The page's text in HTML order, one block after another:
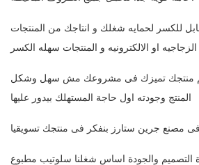
للكسر لحمايه شغلك و انتاجك من المنتجات
الزجاجيه او الالكترونيه و المنتجات سهله الكسر
منتجك تميزك فى مشروعك مش سهل وشكل
المنتج وجودته اول حاجة المستهلك بيدور عليها
فى مصنع جرين ستارز بنفكر فى منتجك تسويقيا
التصميم والجودة اساس شغلنا سلوتيب مطبوع